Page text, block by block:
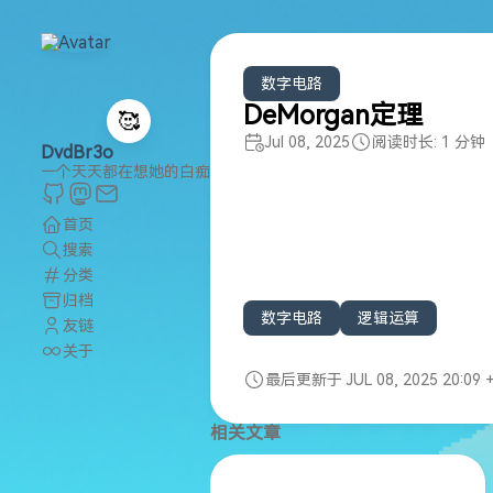
🥰
DvdBr3o
一个天天都在想她的白痴
首页
搜索
分类
归档
友链
关于
数字电路
DeMorgan定理
Jul 08, 2025 阅读时长: 1 分钟
数字电路 逻辑运算
最后更新于 JUL 08, 2025 20:09
相关文章